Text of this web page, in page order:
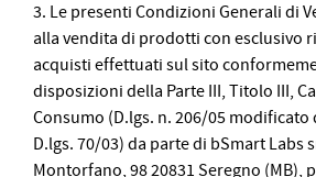
3. Le presenti Condizioni Generali di
alla vendita di prodotti con esclusivo
acquisti effettuati sul sito
disposizioni della Parte III, Titolo III,
Consumo (D.lgs. n. 206/05 modificato
D.lgs. 70/03) da parte di bSmart Labs
Montorfano, 98 20831 Seregno (MB),